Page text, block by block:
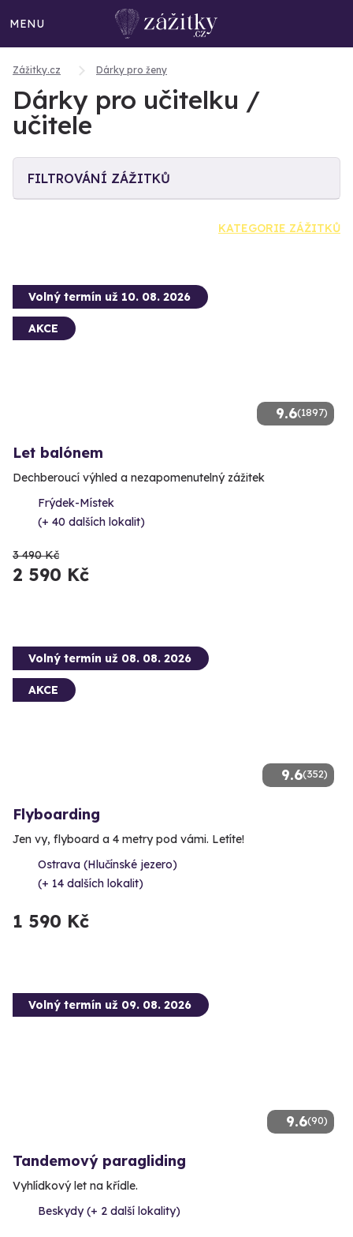
MENU
Zážitky.cz Dárky pro ženy
Dárky pro učitelku /
učitele
FILTROVÁNÍ ZÁŽITKŮ
KATEGORIE ZÁŽITKŮ
9.6(1897)
Volný termín už 10. 08. 2026
AKCE
Let balónem
Dechberoucí výhled a nezapomenutelný zážitek
Frýdek-Místek
(+ 40 dalších lokalit)
3 490 Kč
2 590 Kč
9.6(352)
Volný termín už 08. 08. 2026
AKCE
Flyboarding
Jen vy, flyboard a 4 metry pod vámi. Letíte!
Ostrava (Hlučínské jezero)
(+ 14 dalších lokalit)
1 590 Kč
9.6(90)
Volný termín už 09. 08. 2026
Tandemový paragliding
Vyhlídkový let na křídle.
Beskydy (+ 2 další lokality)